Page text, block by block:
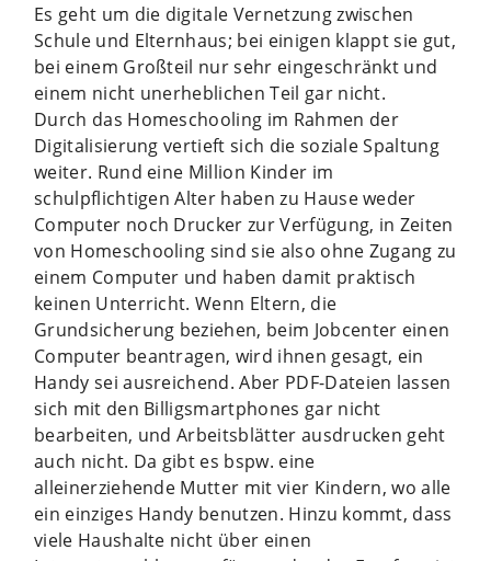
Es geht um die digitale Vernetzung zwischen
Schule und Elternhaus; bei einigen klappt sie gut,
bei einem Großteil nur sehr eingeschränkt und
einem nicht unerheblichen Teil gar nicht.
Durch das Homeschooling im Rahmen der
Digitalisierung vertieft sich die soziale Spaltung
weiter. Rund eine Million Kinder im
schulpflichtigen Alter haben zu Hause weder
Computer noch Drucker zur Verfügung, in Zeiten
von Homeschooling sind sie also ohne Zugang zu
einem Computer und haben damit praktisch
keinen Unterricht. Wenn Eltern, die
Grundsicherung beziehen, beim Jobcenter einen
Computer beantragen, wird ihnen gesagt, ein
Handy sei ausreichend. Aber PDF-Dateien lassen
sich mit den Billigsmartphones gar nicht
bearbeiten, und Arbeitsblätter ausdrucken geht
auch nicht. Da gibt es bspw. eine
alleinerziehende Mutter mit vier Kindern, wo alle
ein einziges Handy benutzen. Hinzu kommt, dass
viele Haushalte nicht über einen